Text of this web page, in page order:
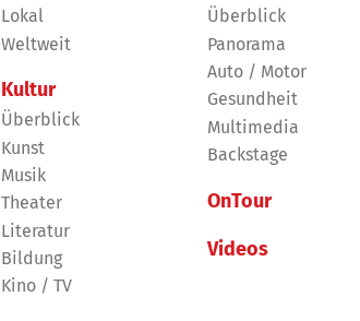
Lokal
Weltweit
Kultur
Überblick
Kunst
Musik
Theater
Literatur
Bildung
Kino / TV
Überblick
Panorama
Auto / Motor
Gesundheit
Multimedia
Backstage
OnTour
Videos